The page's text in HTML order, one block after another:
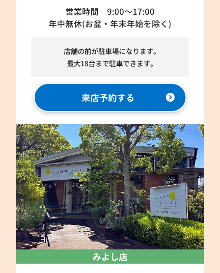
営業時間 9:00～17:00
年中無休(お盆・年末年始を除く)
店舗の前が駐車場になります。
最大18台まで駐車できます。
来店予約する
みよし店